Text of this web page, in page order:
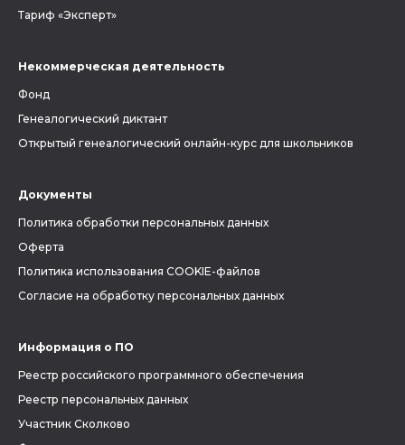
Тариф «Эксперт»
Некоммерческая деятельность
Фонд
Генеалогический диктант
Открытый генеалогический онлайн-курс для школьников
Документы
Политика обработки персональных данных
Оферта
Политика использования COOKIE-файлов
Согласие на обработку персональных данных
Информация о ПО
Реестр российского программного обеспечения
Реестр персональных данных
Участник Сколково